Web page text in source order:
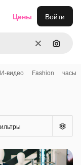
ОчиститьПоиск
Цены Войти
видео Fashion часы